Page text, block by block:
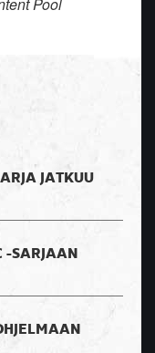
Pool
JATKUU
-SARJAAN